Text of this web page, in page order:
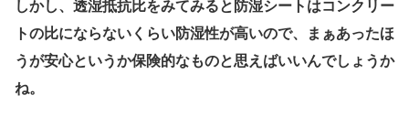
しかし、透湿抵抗比をみてみると防湿シートはコンクリー
トの比にならないくらい防湿性が高いので、まぁあったほ
うが安心というか保険的なものと思えばいいんでしょうか
ね。